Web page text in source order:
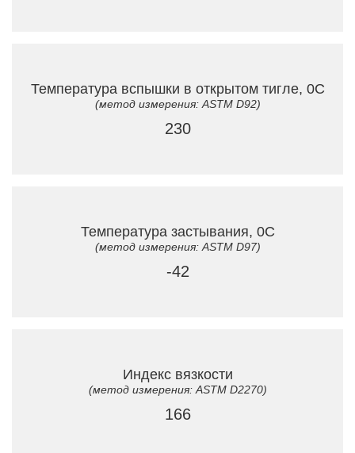
Температура вспышки в открытом тигле, 0C
(метод измерения: ASTM D92)
230
Температура застывания, 0C
(метод измерения: ASTM D97)
-42
Индекс вязкости
(метод измерения: ASTM D2270)
166